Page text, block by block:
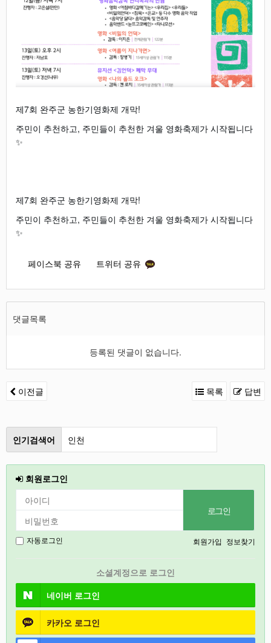
제7회 완주군 농한기영화제 개막!
주민이 추천하고, 주민들이 추천한 겨울 영화축제가 시작됩니다
✨
제7회 완주군 농한기영화제 개막!
주민이 추천하고, 주민들이 추천한 겨울 영화축제가 시작됩니다
✨
페이스북 공유 트위터 공유
댓글목록
등록된 댓글이 없습니다.
이전글 목록 답변
인기검색어
인천
철원
2026
강릉
충북
회원로그인
자동로그인 회원가입 정보찾기
소셜계정으로 로그인
네이버 로그인
카카오 로그인